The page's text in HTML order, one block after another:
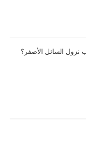
نزول السائل الأصفر؟